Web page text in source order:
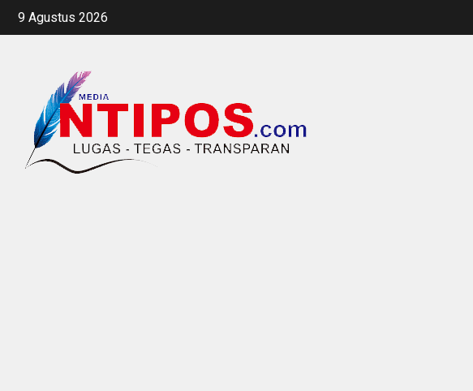
Skip
9 Agustus 2026